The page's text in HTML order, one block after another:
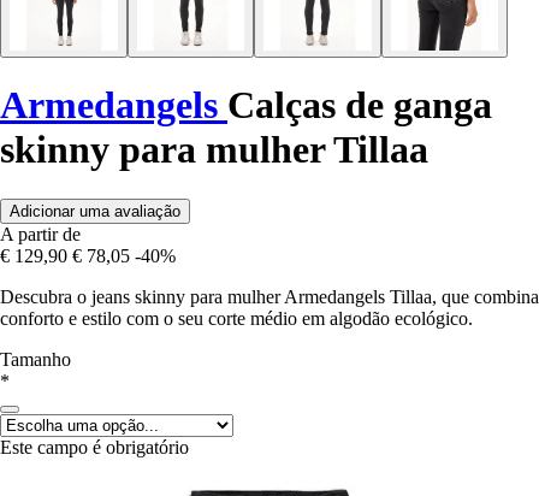
Armedangels Calças de ganga
skinny para mulher Tillaa
Adicionar uma avaliação
A partir de
€ 129,90 € 78,05 -40%
Descubra o jeans skinny para mulher Armedangels Tillaa, que combina
conforto e estilo com o seu corte médio em algodão ecológico.
Tamanho
*
Este campo é obrigatório